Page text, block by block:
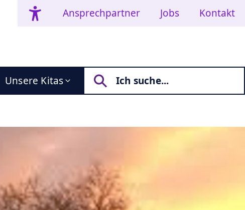
Ansprechpartner Jobs Kontakt
Unsere Kitas